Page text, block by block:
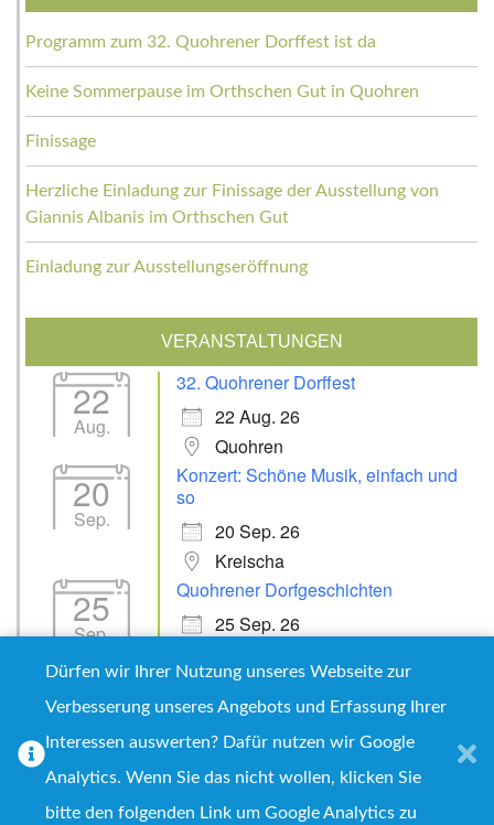
Programm zum 32. Quohrener Dorffest ist da
Keine Sommerpause im Orthschen Gut in Quohren
Finissage
Herzliche Einladung zur Finissage der Ausstellung von
Giannis Albanis im Orthschen Gut
Einladung zur Ausstellungseröffnung
VERANSTALTUNGEN
22
Aug.
32. Quohrener Dorffest
22 Aug. 26
Quohren
20
Sep.
Konzert: Schöne Musik, einfach und
so
20 Sep. 26
Kreischa
25
Sep.
Quohrener Dorfgeschichten
25 Sep. 26
Copyright © 2026 Quohrener Leben e.V.
Proudly powered by WordPress |WPNepal Blog by WP
Dürfen wir Ihrer Nutzung unseres Webseite zur
Verbesserung unseres Angebots und Erfassung Ihrer
Interessen auswerten? Dafür nutzen wir Google
Analytics. Wenn Sie das nicht wollen, klicken Sie
bitte den folgenden Link um Google Analytics zu